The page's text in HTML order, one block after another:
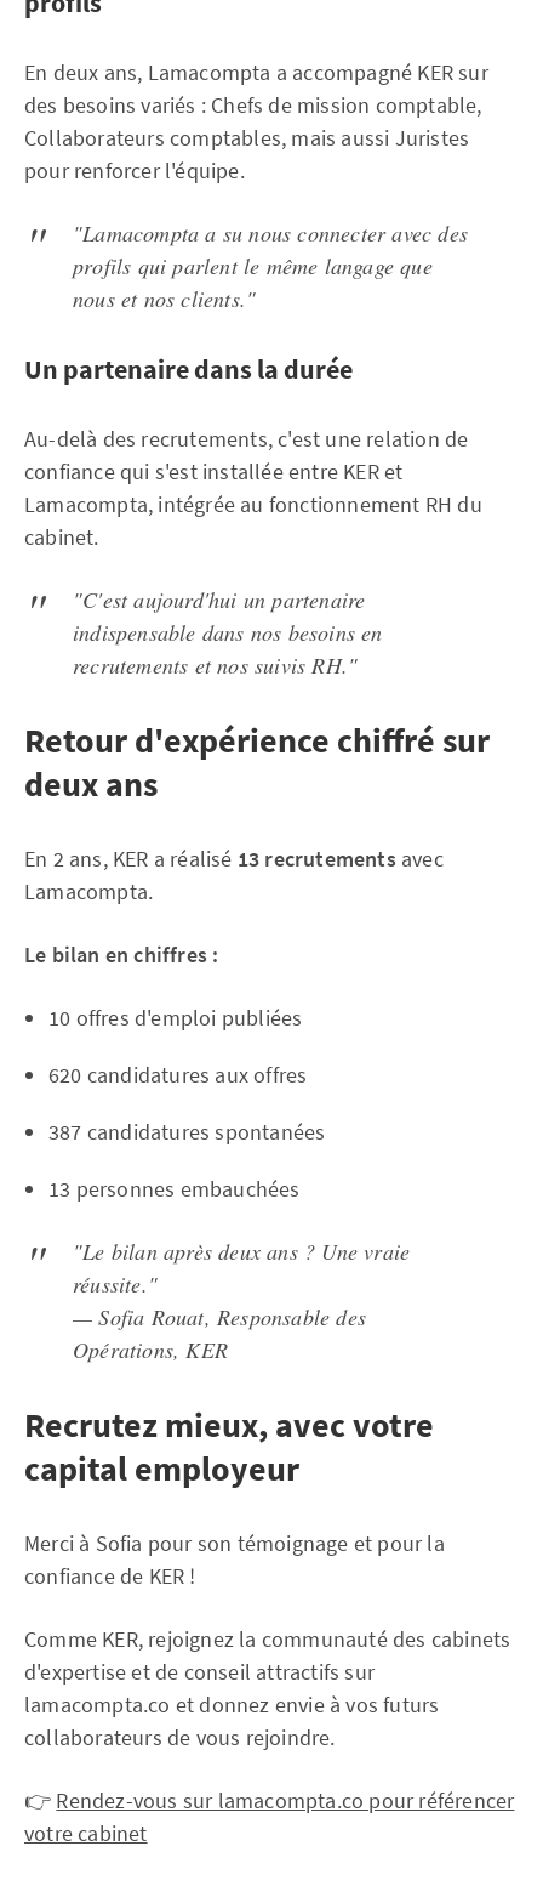
En deux ans, Lamacompta a accompagné KER sur
des besoins variés : Chefs de mission comptable,
Collaborateurs comptables, mais aussi Juristes
pour renforcer l'équipe.
"Lamacompta a su nous connecter avec des
profils qui parlent le même langage que
nous et nos clients."
Un partenaire dans la durée
Au-delà des recrutements, c'est une relation de
confiance qui s'est installée entre KER et
Lamacompta, intégrée au fonctionnement RH du
cabinet.
"C'est aujourd'hui un partenaire
indispensable dans nos besoins en
recrutements et nos suivis RH."
Retour d'expérience chiffré sur
deux ans
En 2 ans, KER a réalisé 13 recrutementsavec
Lamacompta.
Le bilan en chiffres :
10 offres d'emploi publiées
620 candidatures aux offres
387 candidatures spontanées
13 personnes embauchées
"Le bilan après deux ans ? Une vraie
réussite."
— Sofia Rouat, Responsable des
Opérations, KER
Recrutez mieux, avec votre
capital employeur
Merci à Sofia pour son témoignage et pour la
confiance de KER !
Comme KER, rejoignez la communauté des cabinets
d'expertise et de conseil attractifs sur
lamacompta.co et donnez envie à vos futurs
collaborateurs de vous rejoindre.
👉 Rendez-vous sur lamacompta.co pour référencer
votre cabinet